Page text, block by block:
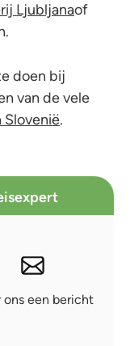
Ljubljanaof
doen bij
van de vele
.
ons een bericht